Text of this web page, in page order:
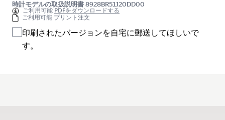
時計モデルの取扱説明書 8928BR51J20DD00
ご利用可能PDFをダウンロードする
ご利用可能 プリント注文
印刷されたバージョンを自宅に郵送してほしいで
す。